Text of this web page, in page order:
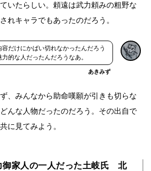
いたらしい。頼遠は武力頼みの粗野な
れキャラでもあったのだろう。
だけにかばい切れなかったんだろう
的な人だったんだろうなあ。
あきみず
、みんなから助命嘆願が引きも切らな
んな人物だったのだろう。その出自で
に見てみよう。
御家人の一人だった土岐氏 北